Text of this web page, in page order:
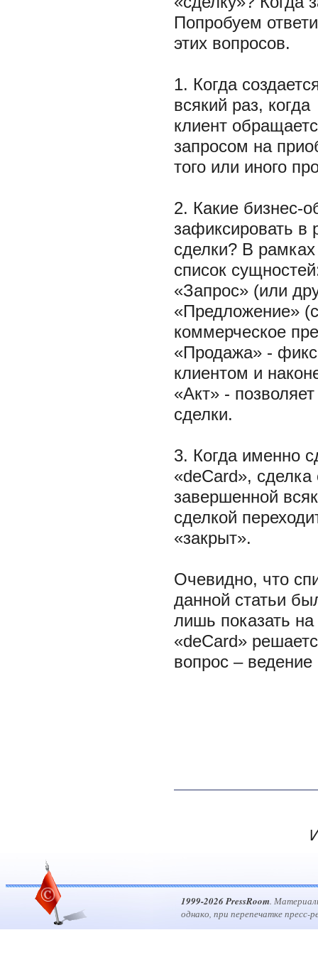
Попробуем
этих вопросов.
1. Когда
всякий раз, когда
клиент
запросом на
того или иного
2. Какие бизнес-
зафиксировать в
сделки? В
список
«Запрос» (или
«Предложение»
коммерческое
«Продажа» -
клиентом и
«Акт» -
сделки.
3. Когда именно
«deCard», сделка
завершенной
сделкой
«закрыт».
Очевидно, что
данной статьи
лишь показать
«deCard»
вопрос –
1999-2026 PressRoom.
однако, при перепечатке пресс-